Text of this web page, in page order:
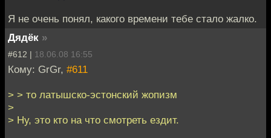
Я не очень понял, какого времени тебе стало жалко.
Дядёк »
#612 | 18.06.08 16:55
Кому: GrGr, #611
> > то латышско-эстонский жопизм
>
> Ну, это кто на что смотреть ездит.